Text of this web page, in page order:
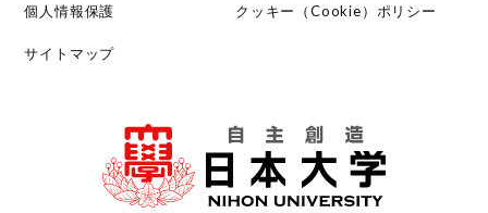
個人情報保護 クッキー（Cookie）ポリシー
サイトマップ